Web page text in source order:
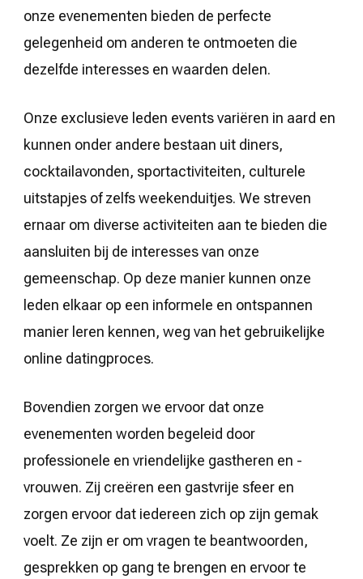
onze evenementen bieden de perfecte
gelegenheid om anderen te ontmoeten die
dezelfde interesses en waarden delen.
Onze exclusieve leden events variëren in aard en
kunnen onder andere bestaan uit diners,
cocktailavonden, sportactiviteiten, culturele
uitstapjes of zelfs weekenduitjes. We streven
ernaar om diverse activiteiten aan te bieden die
aansluiten bij de interesses van onze
gemeenschap. Op deze manier kunnen onze
leden elkaar op een informele en ontspannen
manier leren kennen, weg van het gebruikelijke
online datingproces.
Bovendien zorgen we ervoor dat onze
evenementen worden begeleid door
professionele en vriendelijke gastheren en -
vrouwen. Zij creëren een gastvrije sfeer en
zorgen ervoor dat iedereen zich op zijn gemak
voelt. Ze zijn er om vragen te beantwoorden,
gesprekken op gang te brengen en ervoor te